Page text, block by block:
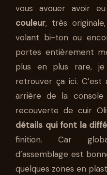
vous avouer avoir eu
couleur, très
volant bi-ton ou
portes entièrement
plus en plus rare, je
retrouver ça ici.
arrière de la console
recouverte de cuir
détails qui font la
finition. Car
d’assemblage est
quelques zones en